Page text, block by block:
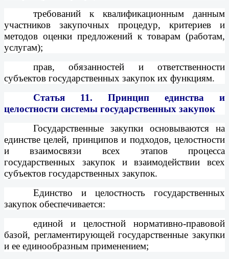
требований к квалификационным данным
участников закупочных процедур, критериев и
методов оценки предложений к товарам (работам,
услугам);
прав, обязанностей и ответственности
субъектов государственных закупок их функциям.
Статья 11. Принцип единства и
целостности системы государственных закупок
Государственные закупки основываются на
единстве целей, принципов и подходов, целостности
и взаимосвязи всех этапов процесса
государственных закупок и взаимодействии всех
субъектов государственных закупок.
Единство и целостность государственных
закупок обеспечивается:
единой и целостной нормативно-правовой
базой, регламентирующей государственные закупки
и ее единообразным применением;